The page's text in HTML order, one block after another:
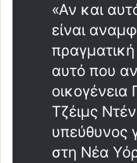
«Αν και
είναι
πραγματική
αυτό που
Τζέιμς
υπεύθυνος
στη Νέα